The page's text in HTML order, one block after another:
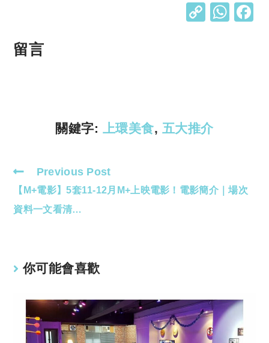
C W
留言
關鍵字: 上環美食, 五大推介
Read
more
articles
Previous Post
【M+電影】5套11-12月M+上映電影！電影簡介｜場次
資料一文看清…
你可能會喜歡